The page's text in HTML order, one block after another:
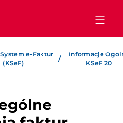
e-Faktur
(KSeF)
/
Informacje
KSeF 20